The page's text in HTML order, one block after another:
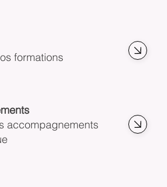
formations
accompagnements